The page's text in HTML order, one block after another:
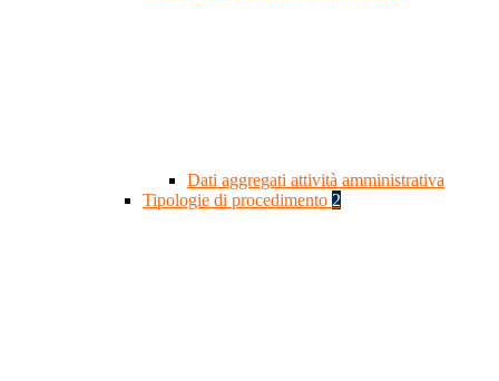
Dati aggregati attività amministrativa
Tipologie di procedimento 2